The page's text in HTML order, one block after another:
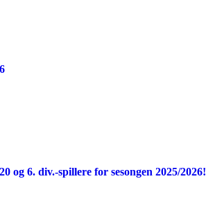
og 6. div.-spillere for sesongen 2025/2026!